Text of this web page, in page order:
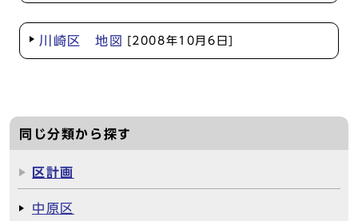
川崎区 地図 [2008年10月6日]
同じ分類から探す
区計画
中原区